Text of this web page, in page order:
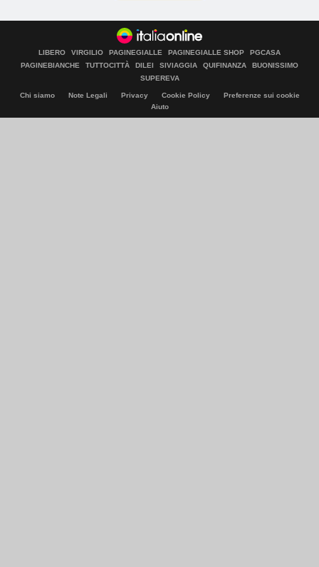
LIBERO VIRGILIO PAGINEGIALLE PAGINEGIALLE SHOP
PGCASA
PAGINEBIANCHE
TUTTOCITTÀ DILEI SIVIAGGIA QUIFINANZA
BUONISSIMO
SUPEREVA
Chi siamo Note Legali Privacy Cookie Policy
Preferenze sui cookie
Aiuto